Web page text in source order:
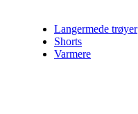
Langermede trøyer
Shorts
Varmere